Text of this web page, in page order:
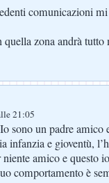
comunicazioni
quella zona andrà
21:05
sono un padre amico
infanzia e gioventù,
amico e questo
comportamento è